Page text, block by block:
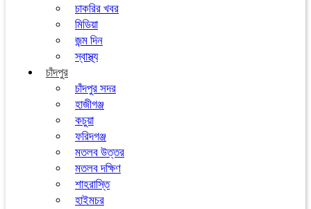
চাকরির খবর
মিডিয়া
জন্ম দিন
স্বাস্থ্য
চাঁদপুর
চাঁদপুর সদর
হাজীগঞ্জ
কচুয়া
ফরিদগঞ্জ
মতলব উত্তর
মতলব দক্ষিণ
শাহরাস্তি
হাইমচর